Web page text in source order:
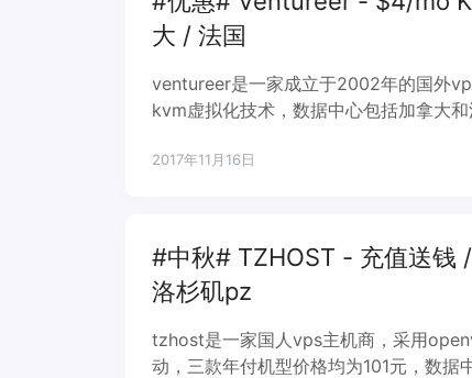
大 / 法国
ventureer是一家成立于2002年的国外
kvm虚拟化技术，数据中心包括加拿大
2017年11月16日
#中秋# TZHOST - 充值送钱
洛杉矶pz
tzhost是一家国人vps主机商，采用
动，三款年付机型价格均为101元，数据